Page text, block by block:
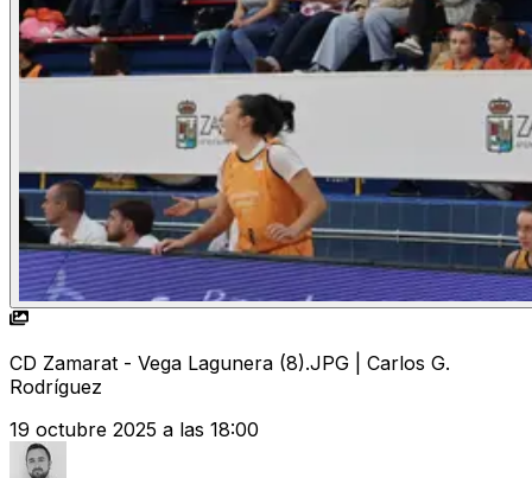
CD Zamarat - Vega Lagunera (8).JPG | Carlos G.
Rodríguez
19 octubre 2025 a las 18:00